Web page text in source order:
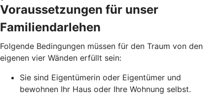
Voraussetzungen für unser
Familiendarlehen
Folgende Bedingungen müssen für den Traum von den
eigenen vier Wänden erfüllt sein:
Sie sind Eigentümerin oder Eigentümer und
bewohnen Ihr Haus oder Ihre Wohnung selbst.